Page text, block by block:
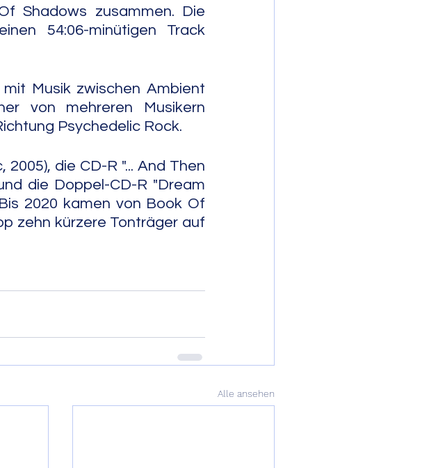
Shadows zusammen. Die
54:06-minütigen Track
Musik zwischen Ambient
von mehreren Musikern
Psychedelic Rock.
die CD-R "... And Then
die Doppel-CD-R "Dream
2020 kamen von Book Of
zehn kürzere Tonträger auf
Alle ansehen